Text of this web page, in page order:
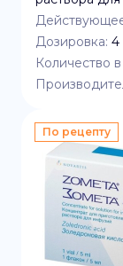
Дозировка: 4
Количество
По рецепту